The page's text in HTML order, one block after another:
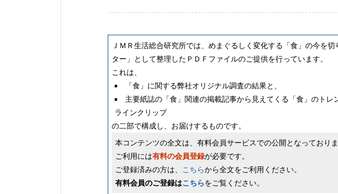
ＪＭＲ生活総合研究所では、めまぐるしく変化する「食」の今を
ター」として整理したＰＤＦファイルのご提供を行っています。
これは、
「食」に関する弊社オリジナル調査の結果と、
主要紙誌の「食」関連の掲載記事から見えてくる「食」のトレ
ラインクリップ
の二部で構成し、お届けするものです。
本コンテンツの全文は、有料会員サービスでの公開となっておりま
ご利用には有料の会員登録が必要です。
ご登録済みの方は、
こちらから全文をご利用ください。
有料会員のご登録はこちらをご覧ください。